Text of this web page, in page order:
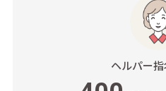
ヘルパー指